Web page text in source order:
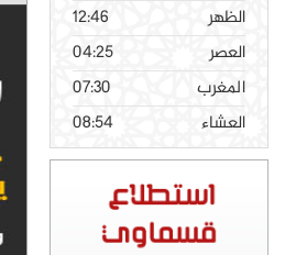
الظهر
12:46
العصر
04:25
المغرب
07:30
العشاء
08:54